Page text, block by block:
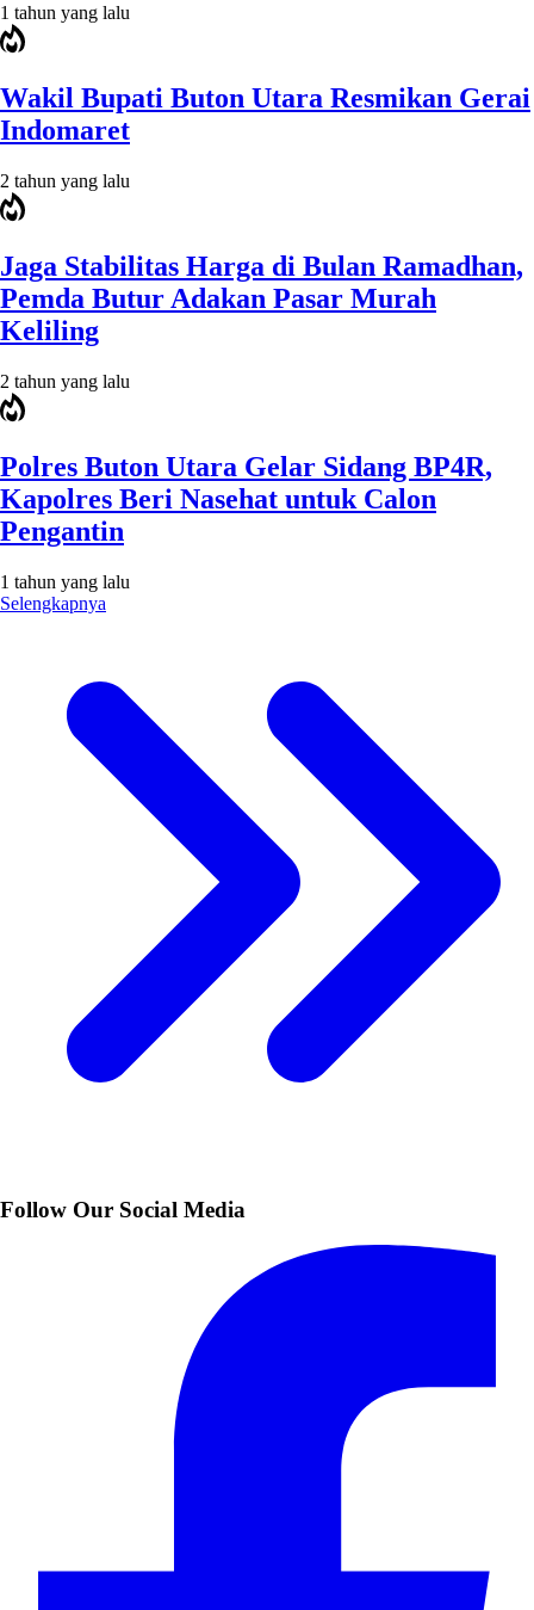
1 tahun yang lalu
Wakil Bupati Buton Utara Resmikan Gerai
Indomaret
2 tahun yang lalu
Jaga Stabilitas Harga di Bulan Ramadhan,
Pemda Butur Adakan Pasar Murah
Keliling
2 tahun yang lalu
Polres Buton Utara Gelar Sidang BP4R,
Kapolres Beri Nasehat untuk Calon
Pengantin
1 tahun yang lalu
Selengkapnya
Follow Our Social Media